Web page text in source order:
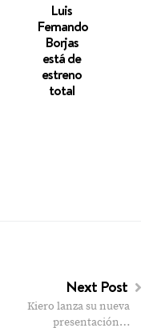
Luis
Fernando
Borjas
está de
estreno
total
Next Post
Kiero lanza su nueva
presentación…